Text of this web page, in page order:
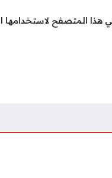
هذا المتصفح لاستخدامها